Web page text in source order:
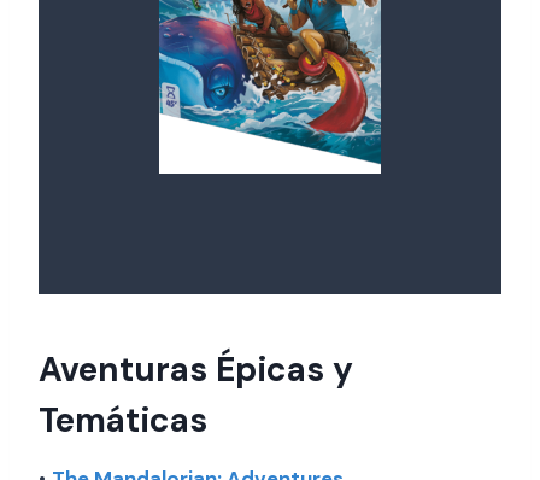
Aventuras Épicas y
Temáticas